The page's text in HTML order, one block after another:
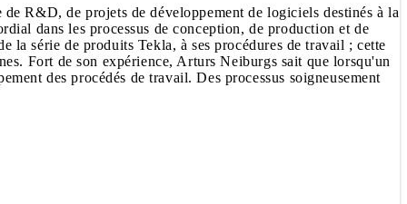
R&D, de projets de développement de logiciels destinés à la
dans les processus de conception, de production et de
série de produits Tekla, à ses procédures de travail ; cette
Fort de son expérience, Arturs Neiburgs sait que lorsqu'un
des procédés de travail. Des processus soigneusement